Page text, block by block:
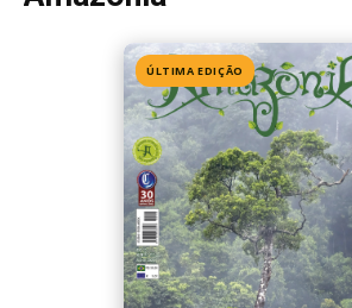
Edição 155· Julho 2026
📖 Ler agora
Mais lidas da semana